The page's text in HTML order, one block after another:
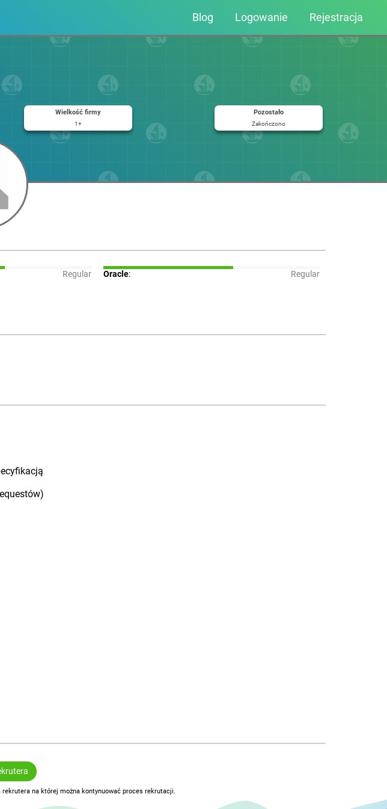
Blog Logowanie Rejestracja
Wielkość firmy
1+
Pozostało
Zakończono
Regular Oracle: Regular
na której można kontynuować proces rekrutacji.